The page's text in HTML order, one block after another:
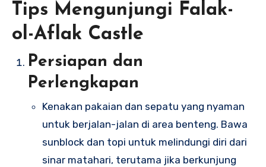
Tips Mengunjungi Falak-
ol-Aflak Castle
Persiapan dan
Perlengkapan
Kenakan pakaian dan sepatu yang nyaman
untuk berjalan-jalan di area benteng. Bawa
sunblock dan topi untuk melindungi diri dari
sinar matahari, terutama jika berkunjung